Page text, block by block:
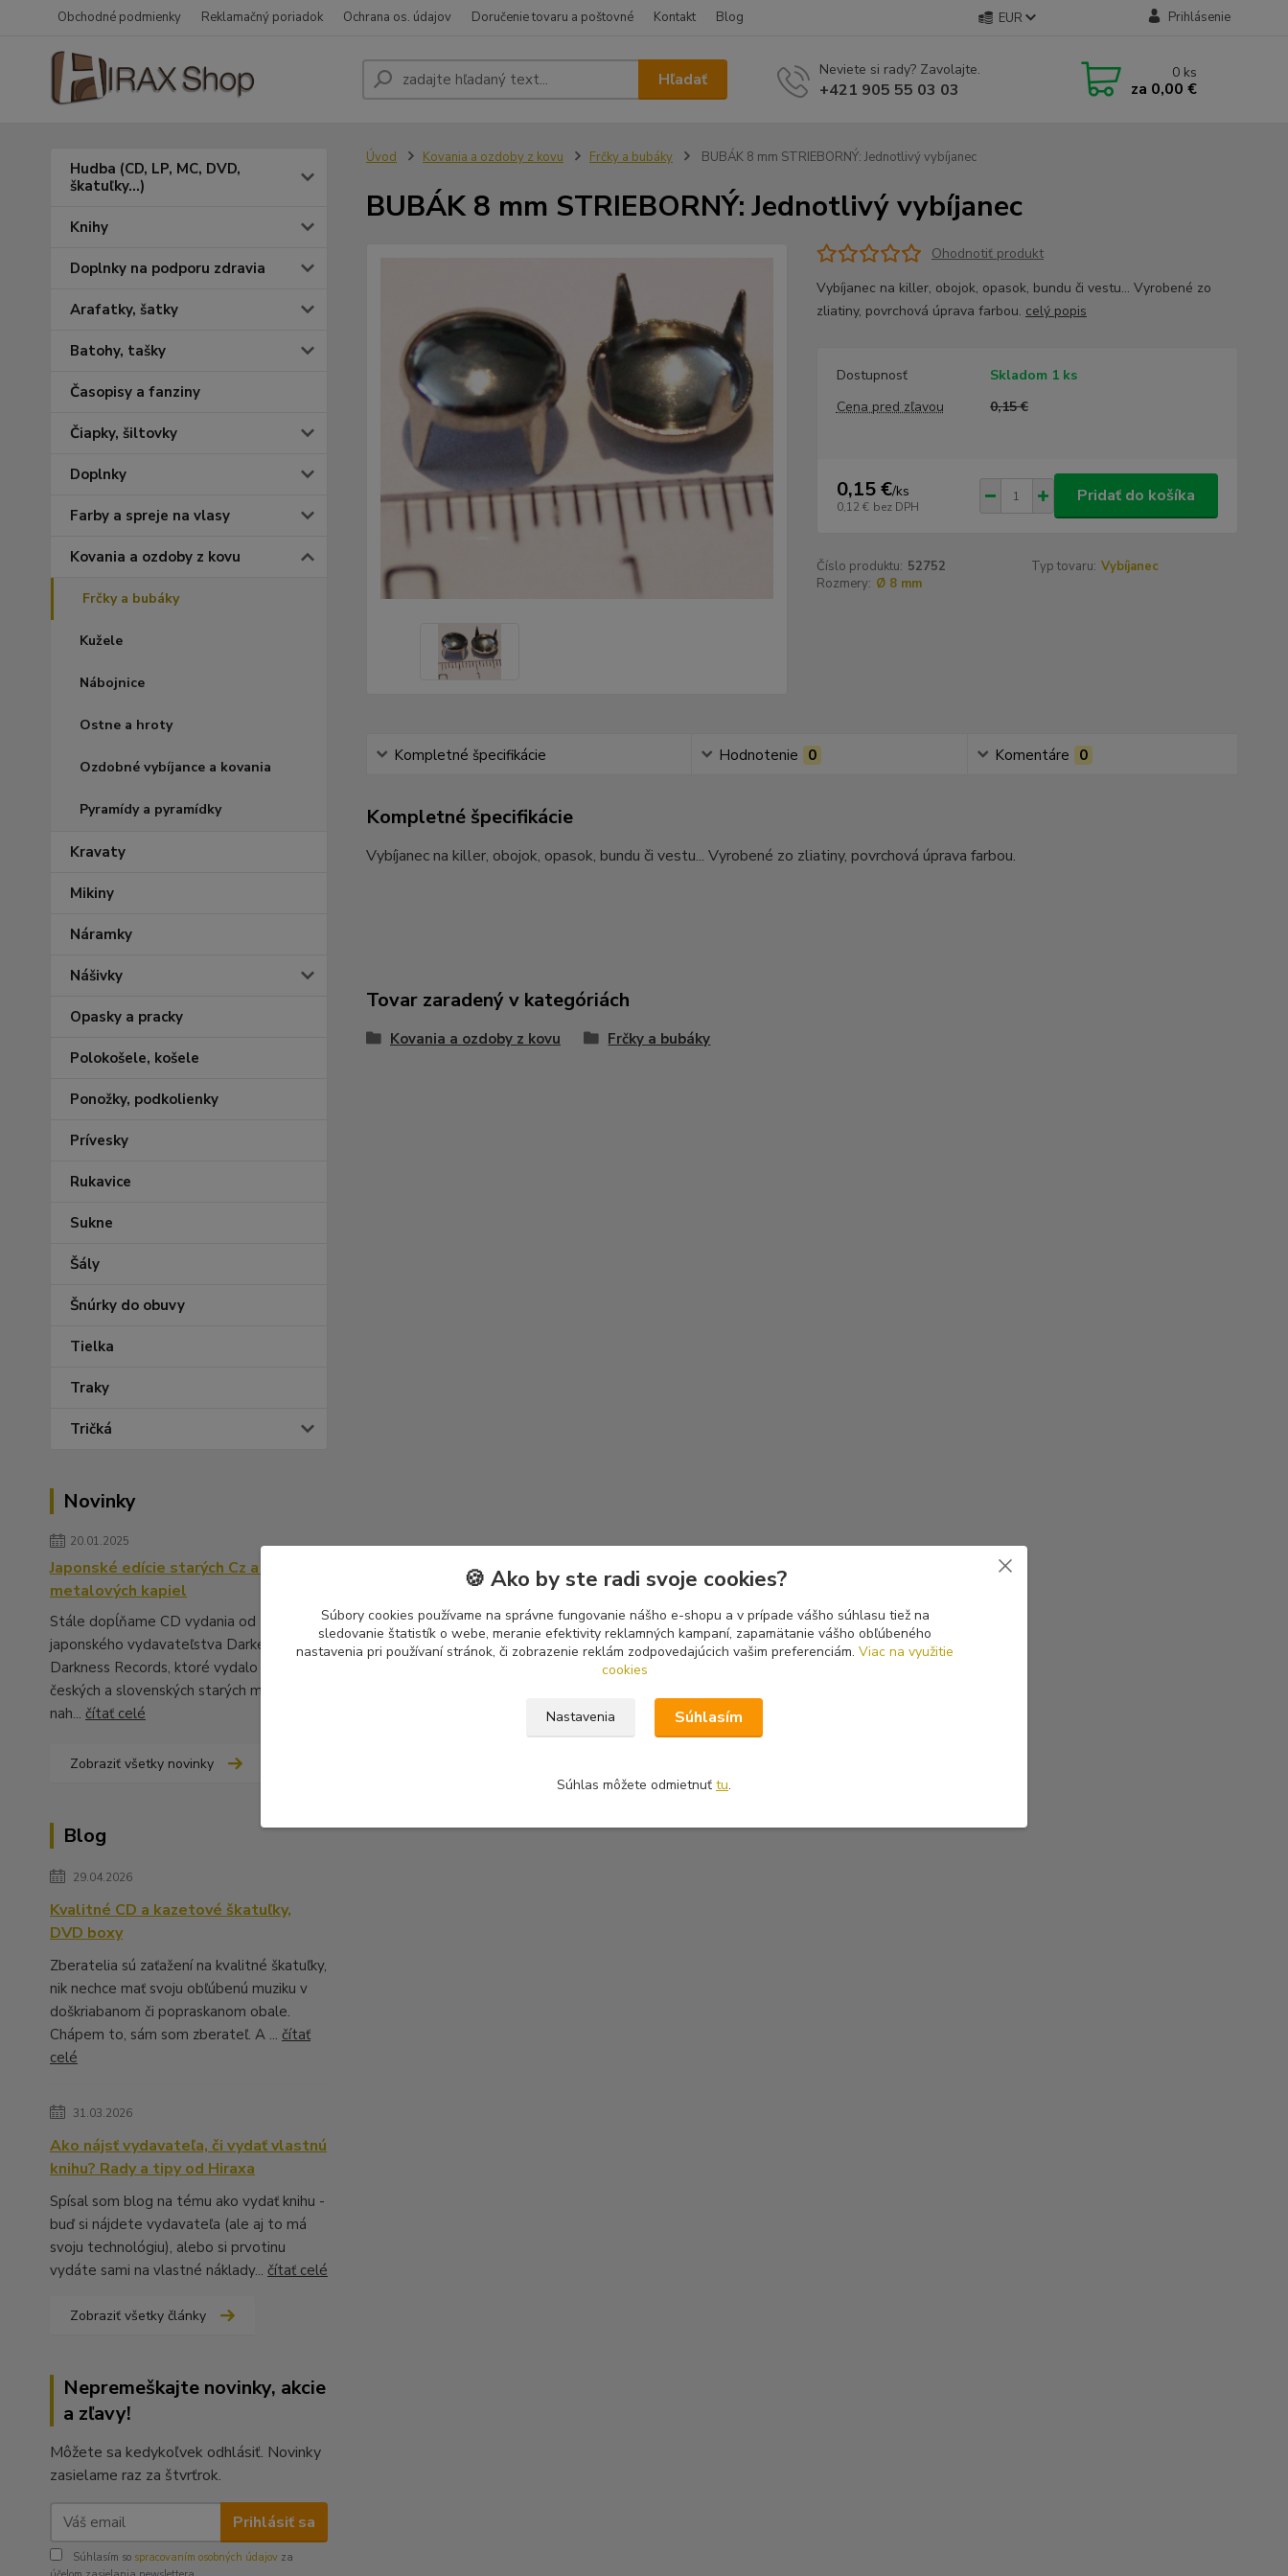
Obchodné podmienky Reklamačný poriadok Ochrana os. údajov Doručenie tovaru a poštovné Kontakt Blog EUR Prihlásenie
Hľadať Neviete si rady? Zavolajte.
+421 905 55 03 03
0 ks
za 0,00 €
Hudba (CD, LP, MC, DVD,
škatuľky...)
Knihy
Doplnky na podporu zdravia
Arafatky, šatky
Batohy, tašky
Časopisy a fanziny
Čiapky, šiltovky
Doplnky
Farby a spreje na vlasy
Kovania a ozdoby z kovu
Frčky a bubáky
Kužele
Nábojnice
Ostne a hroty
Ozdobné vybíjance a kovania
Pyramídy a pyramídky
Kravaty
Mikiny
Náramky
Nášivky
Opasky a pracky
Polokošele, košele
Ponožky, podkolienky
Prívesky
Rukavice
Sukne
Šály
Šnúrky do obuvy
Tielka
Traky
Tričká
Novinky
20.01.2025
Japonské edície starých Cz a Sk
metalových kapiel
Stále dopĺňame CD vydania od
japonského vydavateľstva Darker Than
Darkness Records, ktoré vydalo množstvo
českých a slovenských starých metalových
nah... čítať celé
Zobraziť všetky novinky
Blog
29.04.2026
Kvalitné CD a kazetové škatuľky,
DVD boxy
Zberatelia sú zaťažení na kvalitné škatuľky,
nik nechce mať svoju obľúbenú muziku v
doškriabanom či popraskanom obale.
Chápem to, sám som zberateľ. A ... čítať
celé
31.03.2026
Ako nájsť vydavateľa, či vydať vlastnú
knihu? Rady a tipy od Hiraxa
Spísal som blog na tému ako vydať knihu -
buď si nájdete vydavateľa (ale aj to má
svoju technológiu), alebo si prvotinu
vydáte sami na vlastné náklady... čítať celé
Zobraziť všetky články
Nepremeškajte novinky, akcie
a zľavy!
Môžete sa kedykoľvek odhlásiť. Novinky
zasielame raz za štvrťrok.
Prihlásiť sa
Súhlasím so spracovaním osobných údajov za
Úvod Kovania a ozdoby z kovu Frčky a bubáky BUBÁK 8 mm STRIEBORNÝ: Jednotlivý vybíjanec
BUBÁK 8 mm STRIEBORNÝ: Jednotlivý vybíjanec
Ohodnotiť produkt
Vybíjanec na killer, obojok, opasok, bundu či vestu... Vyrobené zo
zliatiny, povrchová úprava farbou. celý popis
Dostupnosť
Skladom 1 ks
Cena pred zľavou
0,15 €
0,15 €/ks
0,12 € bez DPH
Pridať do košíka
Číslo produktu: 52752 Typ tovaru: Vybíjanec
Rozmery: Ø 8 mm
Kompletné špecifikácie Hodnotenie 0 Komentáre 0
Kompletné špecifikácie
Vybíjanec na killer, obojok, opasok, bundu či vestu... Vyrobené zo zliatiny, povrchová úprava farbou.
Tovar zaradený v kategóriách
Kovania a ozdoby z kovu Frčky a bubáky
🍪 Ako by ste radi svoje cookies?
Súbory cookies používame na správne fungovanie nášho e-shopu a v prípade vášho súhlasu tiež na
sledovanie štatistík o webe, meranie efektivity reklamných kampaní, zapamätanie vášho obľúbeného
nastavenia pri používaní stránok, či zobrazenie reklám zodpovedajúcich vašim preferenciám. Viac na využitie
cookies
Nastavenia Súhlasím
Súhlas môžete odmietnuť tu.